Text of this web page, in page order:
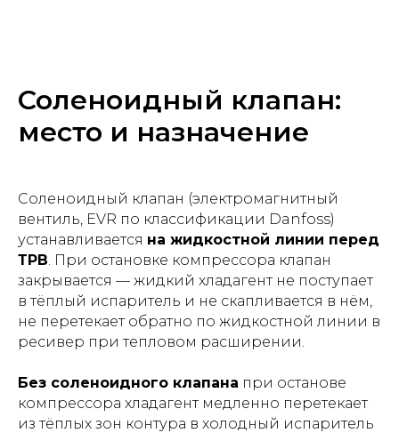
Соленоидный клапан:
место и назначение
Соленоидный клапан (электромагнитный
вентиль, EVR по классификации Danfoss)
устанавливается на жидкостной линии перед
ТРВ. При остановке компрессора клапан
закрывается — жидкий хладагент не поступает
в тёплый испаритель и не скапливается в нём,
не перетекает обратно по жидкостной линии в
ресивер при тепловом расширении.
Без соленоидного клапана при останове
компрессора хладагент медленно перетекает
из тёплых зон контура в холодный испаритель